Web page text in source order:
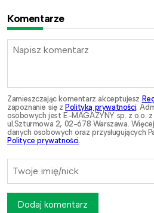
Komentarze
Zamieszczając komentarz akceptujesz
zapoznanie się zPolityką prywatności .
osobowych jest E-MAGAZYNY sp. z o.o.
ul.Szturmowa 2, 02-678 Warszawa.
danych osobowych oraz przysługujących
Polityce prywatności
Dodaj komentarz